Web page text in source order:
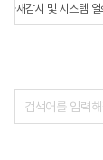
화재감시 및 시스템 열